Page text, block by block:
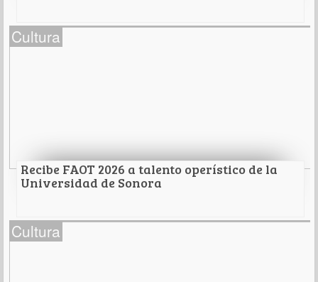
El FAOT 2026 celebra un cuarto día de arte,
Leer Más
Cultura
Recibe FAOT 2026 a talento operístico de la
Universidad de Sonora
Recibe FAOT 2026 a talento operístico de la
Cultura